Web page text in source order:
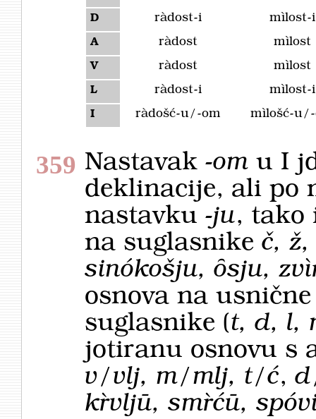
D ràdost-i mìlost-i
A ràdost mìlost
V ràdost mìlost
L ràdost-i mìlost-i
I ràdošć-u/-om mìlošć-
359 Nastavak -om u I
deklinacije, ali po
nastavku -ju, tako
na suglasnike č,
sinókošju, ȏsju,
osnova na usnične
suglasnike (t, d, l,
jotiranu osnovu s
v/vlj, m/mlj, t/ć,
kȑvljū, smȑćū,